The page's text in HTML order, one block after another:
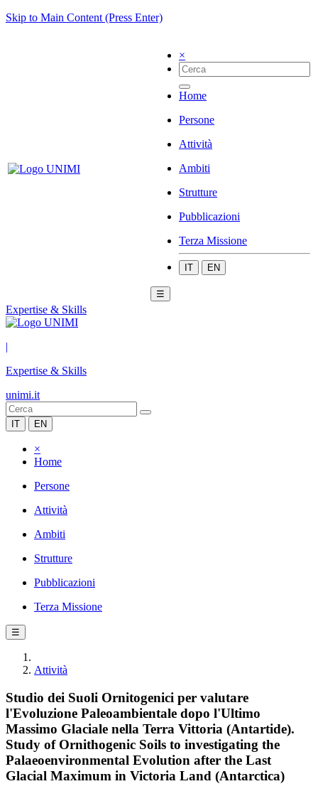
Skip to Main Content (Press Enter)
×
Home
Persone
Attività
Ambiti
Strutture
Pubblicazioni
Terza Missione
IT EN
☰
Expertise & Skills
|
Expertise & Skills
unimi.it
IT EN
×
Home
Persone
Attività
Ambiti
Strutture
Pubblicazioni
Terza Missione
☰
Attività
Studio dei Suoli Ornitogenici per valutare
l'Evoluzione Paleoambientale dopo l'Ultimo
Massimo Glaciale nella Terra Vittoria (Antartide).
Study of Ornithogenic Soils to investigating the
Palaeoenvironmental Evolution after the Last
Glacial Maximum in Victoria Land (Antarctica)